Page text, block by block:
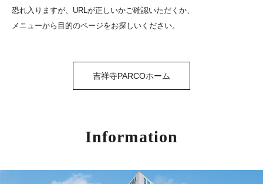
恐れ入りますが、URLが正しいかご確認いただくか、
メニューから目的のページをお探しいください。
吉祥寺PARCOホーム
Information